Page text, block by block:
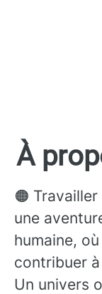
À
🟠
une
humaine,
contribuer
Un univers